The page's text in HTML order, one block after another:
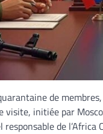
de
visite, initiée par
de